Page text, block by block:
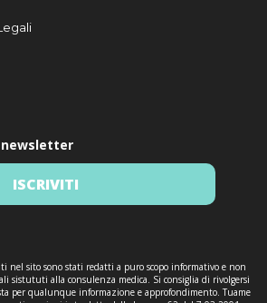
ISCRIVITI
nel sito sono stati redatti a puro scopo informativo e non
sistututi alla consulenza medica. Si consiglia di rivolgersi
per qualunque informazione e approfondimento. Tuame